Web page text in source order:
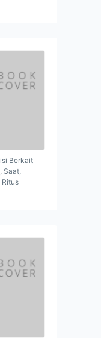
Berkait
Saat,
Ritus